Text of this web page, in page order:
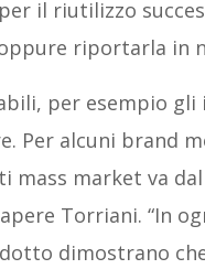
il riutilizzo
riportarla in
per esempio gli
Per alcuni brand
market va dal
Torriani. “In
dimostrano